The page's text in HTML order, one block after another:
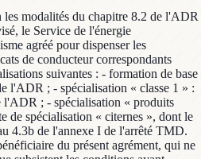
modalités du chapitre 8.2 de l'ADR
le Service de l'énergie
agréé pour dispenser les
de conducteur correspondants
suivantes : - formation de base
l'ADR ; - spécialisation « classe 1 » :
l'ADR ; - spécialisation « produits
de spécialisation « citernes », dont le
4.3b de l'annexe I de l'arrêté TMD.
du présent agrément, qui ne